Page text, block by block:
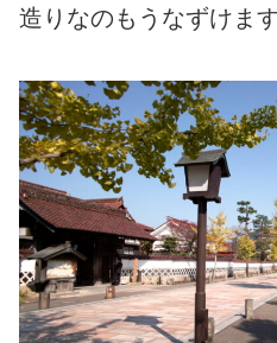
造りなのもうなずけま